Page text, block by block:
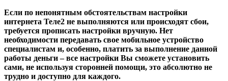
Если по непонятным обстоятельствам настройки
интернета Теле2 не выполняются или происходят сбои,
требуется прописать настройки вручную. Нет
необходимости передавать свое мобильное устройство
специалистам и, особенно, платить за выполнение данной
работы деньги – все настройки Вы сможете установить
сами, не используя сторонней помощи, это абсолютно не
трудно и доступно для каждого.